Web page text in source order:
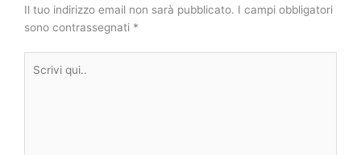
Il tuo indirizzo email non sarà pubblicato. I campi obbligatori
sono contrassegnati *
qui..